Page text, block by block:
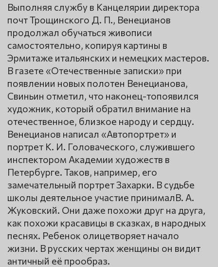
Выполняя службу в Канцелярии директора
почт Трощинского Д. П., Венецианов
продолжал обучаться живописи
самостоятельно, копируя картины в
Эрмитаже итальянских и немецких мастеров.
В газете «Отечественные записки» при
появлении новых полотен Венецианова,
Свиньин отметил, что наконец-топоявился
художник, который обратил внимание на
отечественное, близкое народу и сердцу.
Венецианов написал «Автопортрет» и
портрет К. И. Головаческого, служившего
инспектором Академии художеств в
Петербурге. Таков, например, его
замечательный портрет Захарки. В судьбе
школы деятельное участие принималВ. А.
Жуковский. Они даже похожи друг на друга,
как похожи красавицы в сказках, в народных
песнях. Ребенок олицетворяет начало
жизни. В русских чертах женщины он видит
античный её прообраз.